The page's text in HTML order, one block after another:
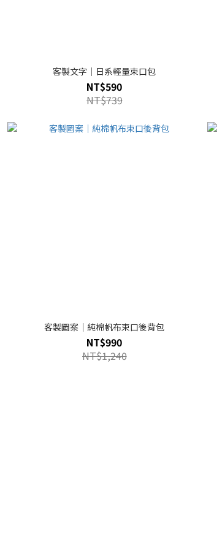
客製文字｜日系輕量束口包
NT$590
NT$739
客製圖案｜純棉帆布束口後背包
NT$990
NT$1,240